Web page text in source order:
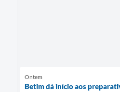
Ontem
Betim dá início aos